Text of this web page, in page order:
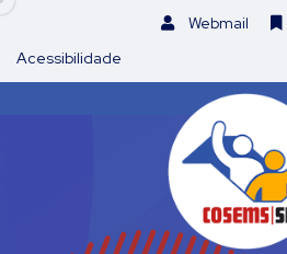
Webmail
Acessibilidade